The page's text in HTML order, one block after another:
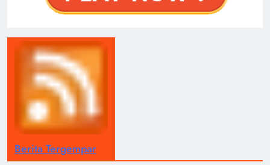
Berita Tergempar